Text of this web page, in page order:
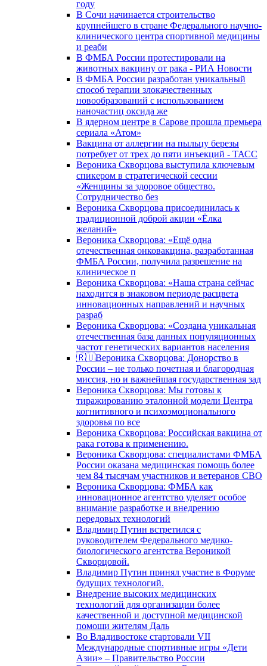
году
В Сочи начинается строительство
крупнейшего в стране Федерального научно-
клинического центра спортивной медицины
и реаби
В ФМБА России протестировали на
животных вакцину от рака - РИА Новости
В ФМБА России разработан уникальный
способ терапии злокачественных
новообразований с использованием
наночастиц оксида же
В ядерном центре в Сарове прошла премьера
сериала «Атом»
Вакцина от аллергии на пыльцу березы
потребует от трех до пяти инъекций - ТАСС
Вероника Скворцова выступила ключевым
спикером в стратегической сессии
«Женщины за здоровое общество.
Сотрудничество без
Вероника Скворцова присоединилась к
традиционной доброй акции «Ёлка
желаний»
Вероника Скворцова: «Ещё одна
отечественная онковакцина, разработанная
ФМБА России, получила разрешение на
клиническое п
Вероника Скворцова: «Наша страна сейчас
находится в знаковом периоде расцвета
инновационных направлений и научных
разраб
Вероника Скворцова: «Создана уникальная
отечественная база данных популяционных
частот генетических вариантов населения
🇷🇺Вероника Скворцова: Донорство в
России – не только почетная и благородная
миссия, но и важнейшая государственная зад
Вероника Скворцова: Мы готовы к
тиражированию эталонной модели Центра
когнитивного и психоэмоционального
здоровья по все
Вероника Скворцова: Российская вакцина от
рака готова к применению.
Вероника Скворцова: специалистами ФМБА
России оказана медицинская помощь более
чем 84 тысячам участников и ветеранов СВО
Вероника Скворцова: ФМБА как
инновационное агентство уделяет особое
внимание разработке и внедрению
передовых технологий
Владимир Путин встретился с
руководителем Федерального медико-
биологического агентства Вероникой
Скворцовой.
Владимир Путин принял участие в Форуме
будущих технологий.
Внедрение высоких медицинских
технологий для организации более
качественной и доступной медицинской
помощи жителям Даль
Во Владивостоке стартовали VII
Международные спортивные игры «Дети
Азии» – Правительство России